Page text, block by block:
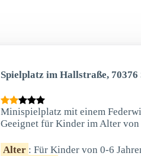
Spielplatz im Hallstraße,
Minispielplatz mit einem
Geeignet für Kinder im Alter von
Alter : Für Kinder von 0-6